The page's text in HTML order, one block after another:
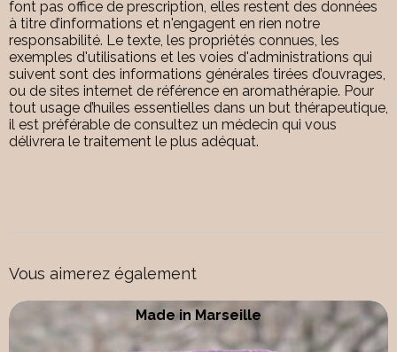
font pas office de prescription, elles restent des données
à titre d’informations et n'engagent en rien notre
responsabilité. Le texte, les propriétés connues, les
exemples d'utilisations et les voies d'administrations qui
suivent sont des informations générales tirées d’ouvrages,
ou de sites internet de référence en aromathérapie. Pour
tout usage d’huiles essentielles dans un but thérapeutique,
il est préférable de consultez un médecin qui vous
délivrera le traitement le plus adéquat.
Vous aimerez également
Made in Marseille